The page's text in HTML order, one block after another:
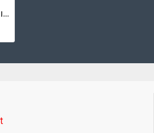
Diamond DFV-1511/PTS Ipari elektromos gőzpároló